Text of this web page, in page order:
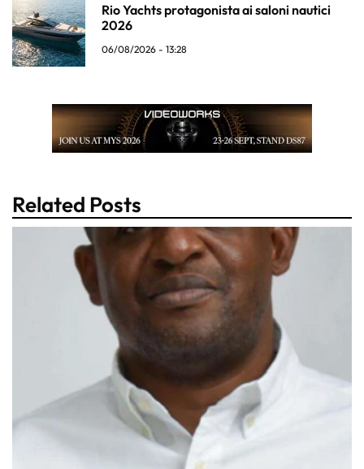
Rio Yachts protagonista ai saloni nautici
2026
06/08/2026 - 13:28
Related Posts